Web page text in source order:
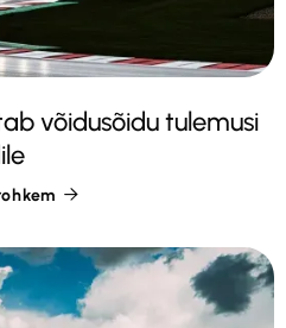
võidusõidu tulemusi
